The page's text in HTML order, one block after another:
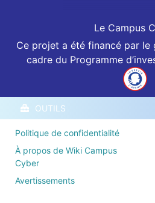
Le Campus
Ce projet a été financé par le
cadre du Programme
OUTILS
Politique de confidentialité
À propos de Wiki Campus
Cyber
Avertissements